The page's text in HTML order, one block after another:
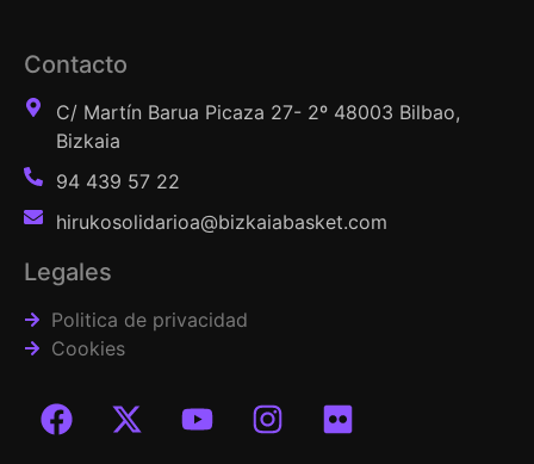
Contacto
C/ Martín Barua Picaza 27- 2º 48003 Bilbao,
Bizkaia
94 439 57 22
hirukosolidarioa@bizkaiabasket.com
Legales
Politica de privacidad
Cookies